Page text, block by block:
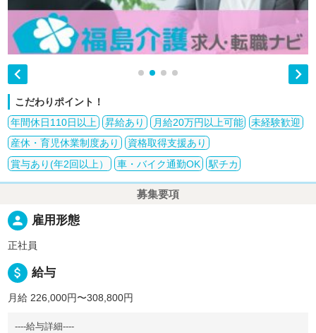
 
こだわりポイント！
年間休日110日以上
昇給あり 月給20万円以上可能
未経験歓迎
産休・育児休業制度あり
資格取得支援あり
賞与あり(年2回以上）
車・バイク通勤OK 駅チカ
募集要項
person 雇用形態
正社員
attach_money 給与
月給 226,000円〜308,800円
----給与詳細----